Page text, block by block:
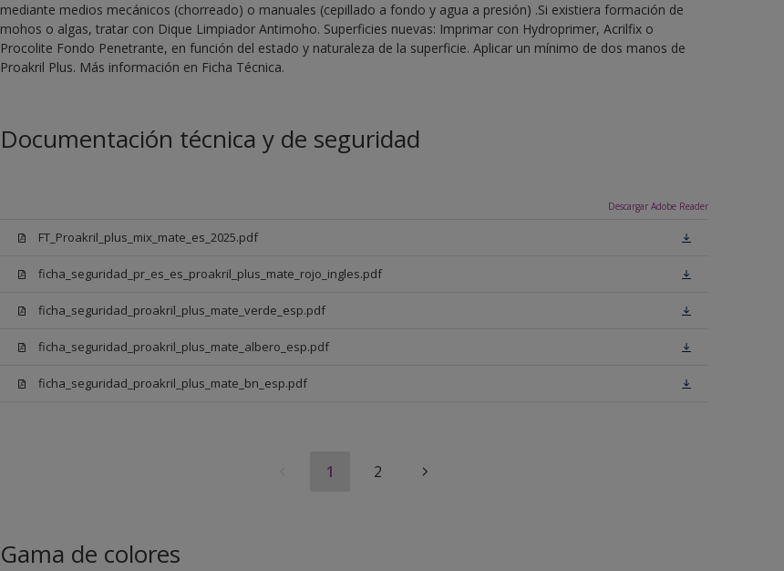
mediante medios mecánicos (chorreado) o manuales (cepillado a fondo y agua a presión) .Si existiera formación de
mohos o algas, tratar con Dique Limpiador Antimoho. Superficies nuevas: Imprimar con Hydroprimer, Acrilfix o
Procolite Fondo Penetrante, en función del estado y naturaleza de la superficie. Aplicar un mínimo de dos manos de
Proakril Plus. Más información en Ficha Técnica.
Documentación técnica y de seguridad
Descargar Adobe Reader
FT_Proakril_plus_mix_mate_es_2025.pdf
ficha_seguridad_pr_es_es_proakril_plus_mate_rojo_ingles.pdf
ficha_seguridad_proakril_plus_mate_verde_esp.pdf
ficha_seguridad_proakril_plus_mate_albero_esp.pdf
ficha_seguridad_proakril_plus_mate_bn_esp.pdf
1 2
Gama de colores